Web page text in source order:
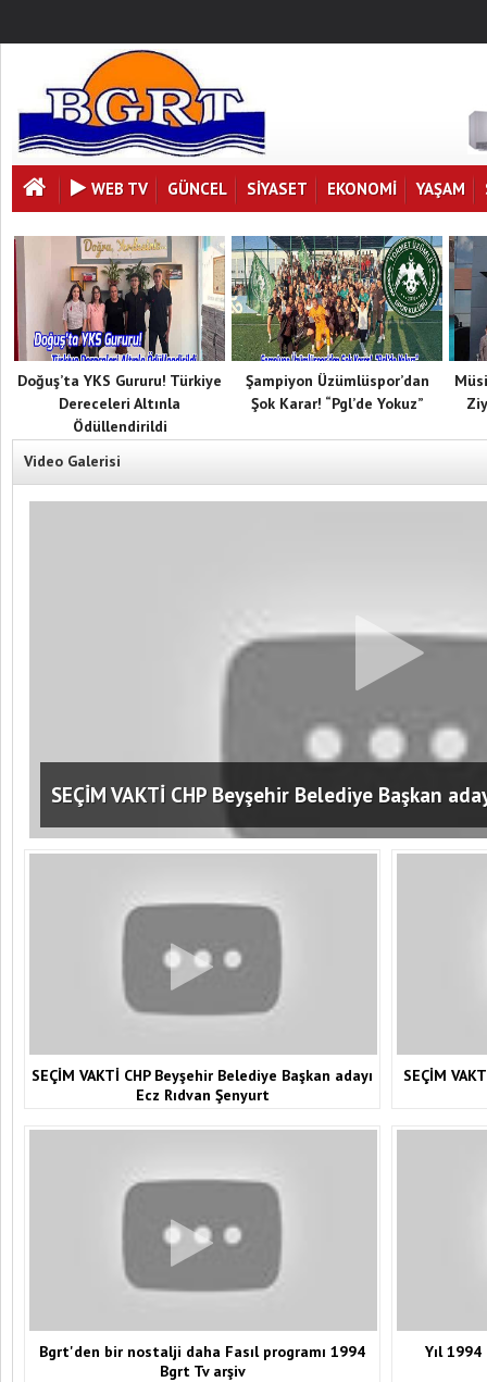
WEB TV GÜNCEL SIYASET EKONOMI YAŞAM
Doğuş’ta YKS Gururu! Türkiye
Dereceleri Altınla
Ödüllendirildi
Şampiyon Üzümlüspor’dan
Şok Karar! “Pgl’de Yokuz”
Video Galerisi
SEÇİM VAKTİ CHP Beyşehir Belediye Başkan
SEÇİM VAKTİ CHP Beyşehir Belediye Başkan adayı
Ecz Rıdvan Şenyurt
SEÇİM
Bgrt'den bir nostalji daha Fasıl programı 1994
Bgrt Tv arşiv
Yıl